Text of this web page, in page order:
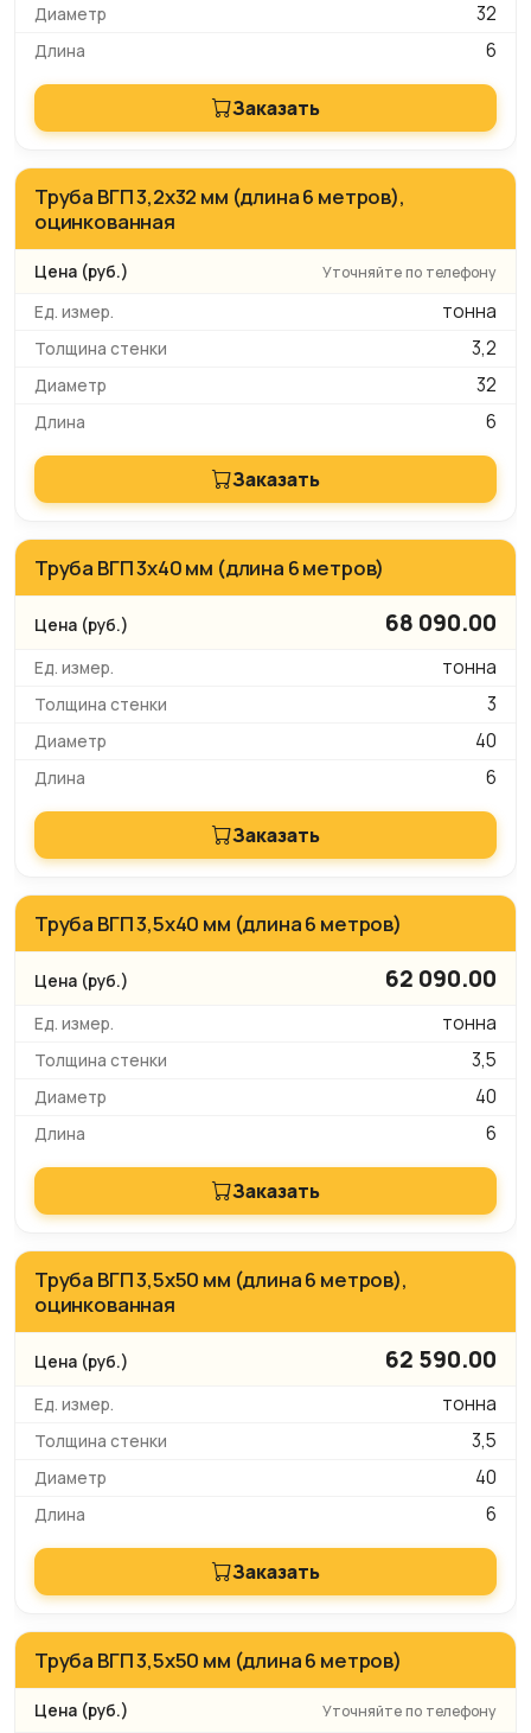
32
6
Заказать
Труба ВГП 3,2х32 мм (длина 6 метров),
оцинкованная
Уточняйте по телефону
тонна
3,2
32
6
Заказать
Труба ВГП 3х40 мм (длина 6 метров)
68 090.00
тонна
3
40
6
Заказать
Труба ВГП 3,5х40 мм (длина 6 метров)
62 090.00
тонна
3,5
40
6
Заказать
Труба ВГП 3,5х50 мм (длина 6 метров),
оцинкованная
62 590.00
тонна
3,5
40
6
Заказать
Труба ВГП 3,5х50 мм (длина 6 метров)
Уточняйте по телефону